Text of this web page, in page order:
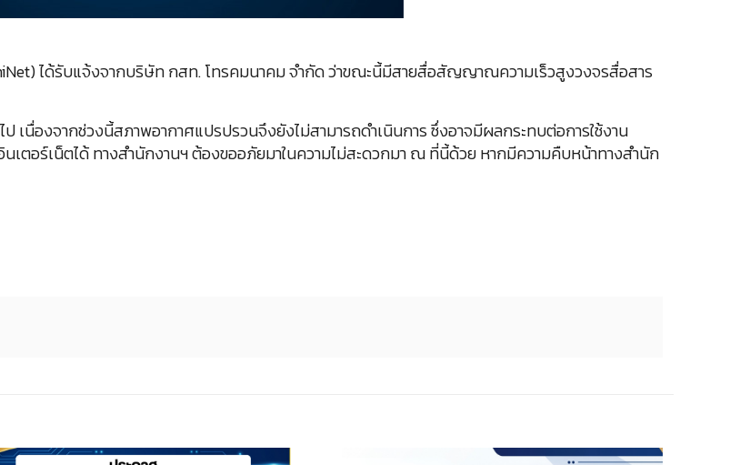
ได้รับแจ้งจากบริษัท กสท. โทรคมนาคม จำกัด ว่าขณะนี้มีสายสื่อสัญญาณความเร็วสูงวงจรสื่อสาร
ป เนื่องจากช่วงนี้สภาพอากาศแปรปรวนจึงยังไม่สามารถดำเนินการ ซึ่งอาจมีผลกระทบต่อการใช้งาน
นเตอร์เน็ตได้ ทางสำนักงานฯ ต้องขออภัยมาในความไม่สะดวกมา ณ ที่นี้ด้วย หากมีความคืบหน้าทางสำนัก